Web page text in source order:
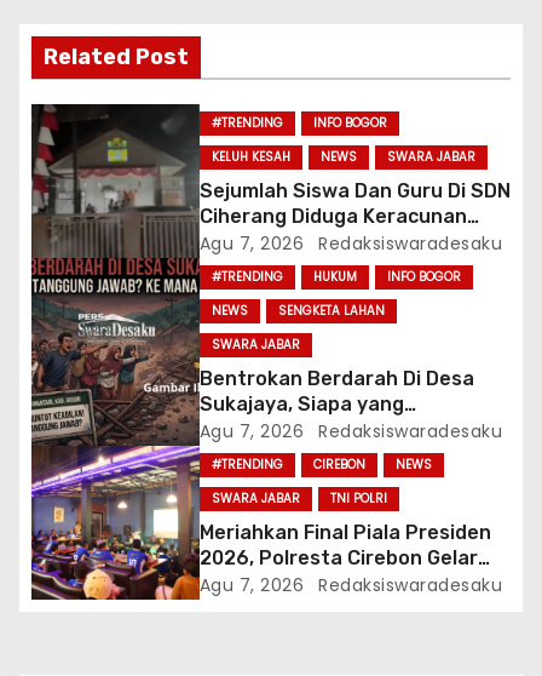
p
o
s
Related Post
#TRENDING
INFO BOGOR
KELUH KESAH
NEWS SWARA JABAR
Sejumlah Siswa Dan Guru Di SDN
Ciherang Diduga Keracunan
Usai Menyantap Menu Program
MBG, Puluhan Korban Dirawat Di
Puskesmas
Agu 7, 2026 Redaksiswaradesaku
#TRENDING HUKUM
INFO BOGOR
NEWS
SENGKETA LAHAN
SWARA JABAR
Bentrokan Berdarah Di Desa
Sukajaya, Siapa yang
Bertanggung Jawab? Ke Mana
APH?
Agu 7, 2026 Redaksiswaradesaku
#TRENDING CIREBON
NEWS
SWARA JABAR
TNI POLRI
Meriahkan Final Piala Presiden
2026, Polresta Cirebon Gelar
Nobar Persib vs Persebaya Dan
Agu 7, 2026 Redaksiswaradesaku